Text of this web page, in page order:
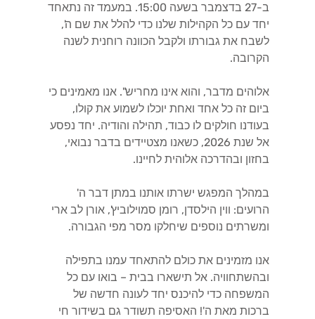
ב-27 בדצמבר בשעה 15:00. במעמד זה נתאחד
יחד עם כל הקהילות שלנו כדי להלל את שם ה',
לשבח את גבורתו ולקבל הכוונה רוחנית לשנה
הקרובה.
אלוהים מדבר, והוא אינו מחריש". אנו מאמינים כי
ביום זה כל אחד ואחת יוכלו לשמוע את קולו,
בעודנו חולקים לו כבוד, תהילה והודיה. יחד נפסע
אל שנת 2026, כשאנו מצטיידים בדבר נבואי,
בחזון ובהדרכה אלוהית לחיינו.
במהלך המפגש ישרתו אותנו במתן דבר ה'
הרועים: ווין הילסדן, רומן סמוילוביץ', אורן לב ארי
ומשרתים נוספים שיחלקו מסר מפי הגבורה.
אנו מזמינים את כולם להתאחד עמנו בתפילה
ובהשתחוויה. אל תישארו בבית – בואו עם כל
המשפחה כדי להיכנס יחד לעונה חדשה של
ברכות מאת ה'! האסיפה תשודר גם בשידור חי